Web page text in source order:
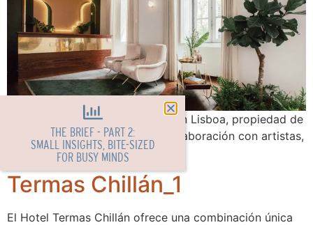
Cada elemento de The Vintage en Lisboa, propiedad de
Bomporto, ha sido creado en colaboración con artistas,
artesanos y empresas locales.
Termas Chillán_1
El Hotel Termas Chillán ofrece una combinación única
THE BRIEF - PART 2:
SMALL INSIGHTS, BITE-SIZED
FOR BUSY MINDS